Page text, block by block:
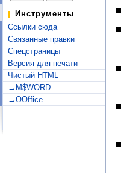
Инструменты
Ссылки сюда
Связанные правки
Спецстраницы
Версия для печати
Чистый HTML
→M$WORD
→OOffice